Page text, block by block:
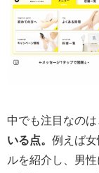
中でも注目なのは
いる点。 例えば
ルを紹介し、男